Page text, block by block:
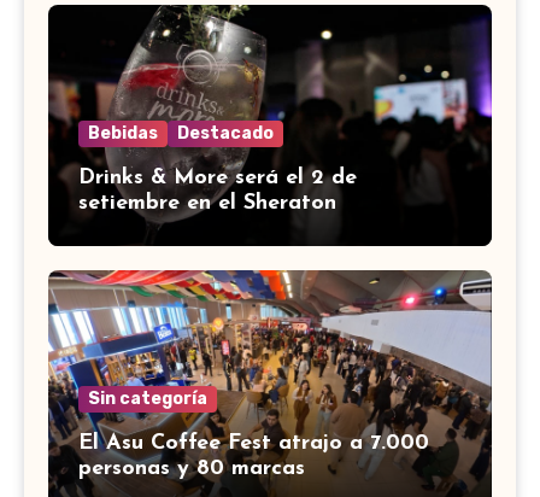
Bebidas Destacado
Drinks & More será el 2 de
setiembre en el Sheraton
Sin categoría
El Asu Coffee Fest atrajo a 7.000
personas y 80 marcas